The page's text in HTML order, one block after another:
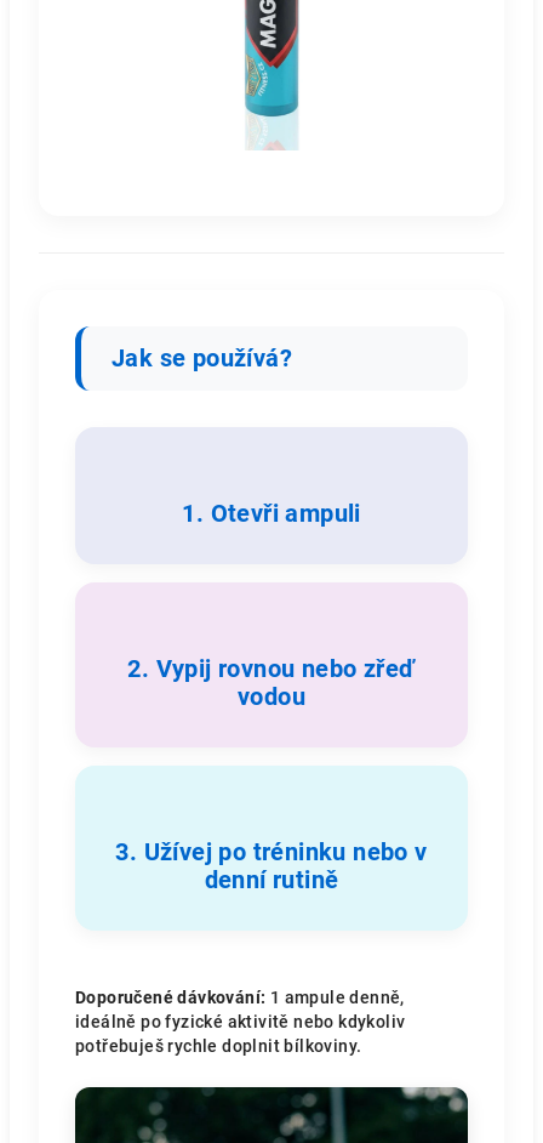
Jak se používá?
1. Otevři ampuli
2. Vypij rovnou nebo zřeď
vodou
3. Užívej po tréninku nebo v
denní rutině
Doporučené dávkování: 1 ampule denně,
ideálně po fyzické aktivitě nebo kdykoliv
potřebuješ rychle doplnit bílkoviny.